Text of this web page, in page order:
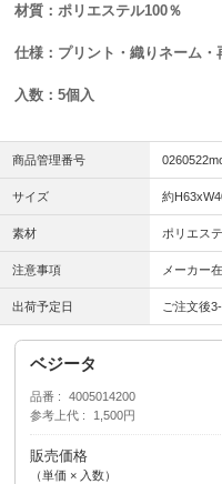
材質：ポリエステル100％
仕様：プリント・織りネーム・
入数：5個入
商品管理番号
サイズ 約
素材 ポリエス
注意事項 メーカー
出荷予定日 ご注文後
ベジータ
品番
4005014200
参考上代
1,500円
販売価格
（単価 × 入数）